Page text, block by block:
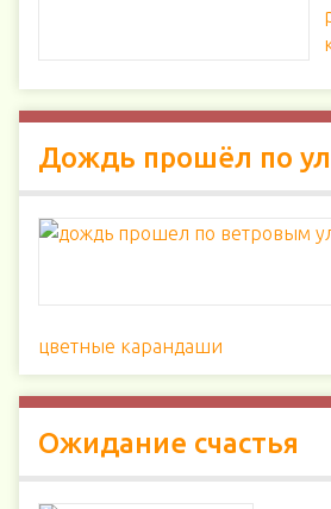
Дождь прошёл по
цветные карандаши
Ожидание счастья